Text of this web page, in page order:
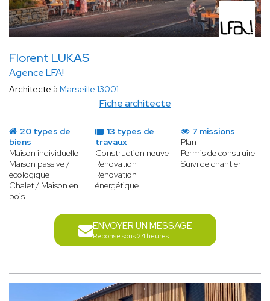
Florent LUKAS
Agence LFA!
Fiche architecte
Architecte à Marseille 13001
20 types de
biens
Maison individuelle
Maison passive /
écologique
Chalet / Maison en
bois
13 types de
travaux
Construction neuve
Rénovation
Rénovation
énergétique
7 missions
Plan
Permis de construire
Suivi de chantier
ENVOYER UN MESSAGE
Réponse sous 24 heures